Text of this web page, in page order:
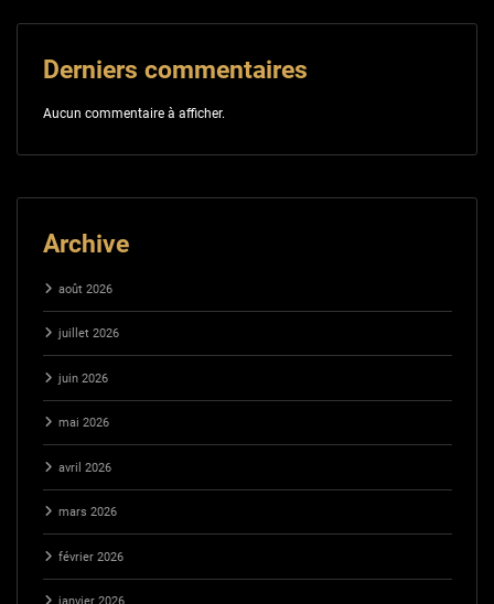
Derniers commentaires
Aucun commentaire à afficher.
Archive
août 2026
juillet 2026
juin 2026
mai 2026
avril 2026
mars 2026
février 2026